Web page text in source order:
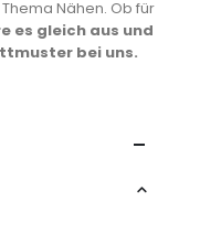
Nähen. Ob für
es gleich aus und
bei uns.